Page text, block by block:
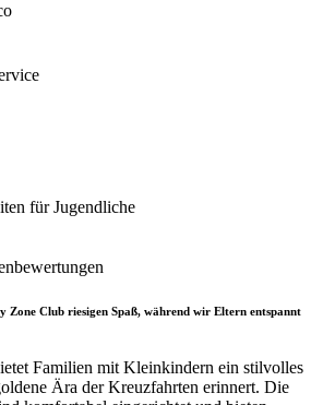
für Jugendliche
Zone Club riesigen Spaß, während wir Eltern entspannt
Familien mit Kleinkindern ein stilvolles
Ära der Kreuzfahrten erinnert. Die